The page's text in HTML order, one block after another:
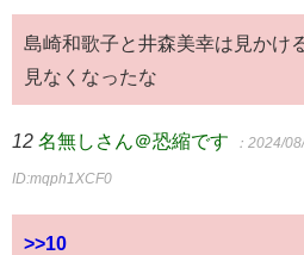
島崎和歌子と井森美幸は見かけ
見なくなったな
12 名無しさん＠恐縮です ：2024/
ID:mqph1XCF0
>>10